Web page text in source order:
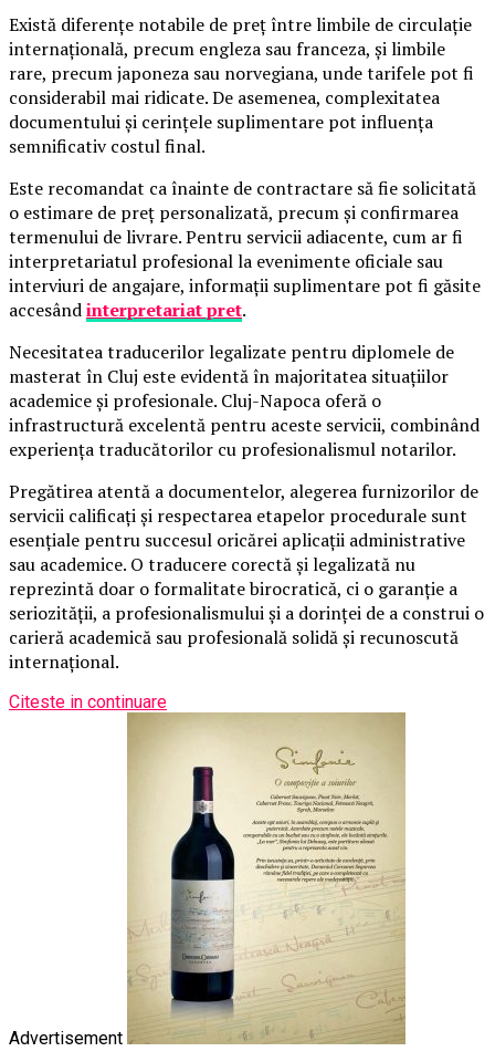
Există diferențe notabile de preț între limbile de circulație
internațională, precum engleza sau franceza, și limbile
rare, precum japoneza sau norvegiana, unde tarifele pot fi
considerabil mai ridicate. De asemenea, complexitatea
documentului și cerințele suplimentare pot influența
semnificativ costul final.
Este recomandat ca înainte de contractare să fie solicitată
o estimare de preț personalizată, precum și confirmarea
termenului de livrare. Pentru servicii adiacente, cum ar fi
interpretariatul profesional la evenimente oficiale sau
interviuri de angajare, informații suplimentare pot fi găsite
accesândinterpretariat pret.
Necesitatea traducerilor legalizate pentru diplomele de
masterat în Cluj este evidentă în majoritatea situațiilor
academice și profesionale. Cluj-Napoca oferă o
infrastructură excelentă pentru aceste servicii, combinând
experiența traducătorilor cu profesionalismul notarilor.
Pregătirea atentă a documentelor, alegerea furnizorilor de
servicii calificați și respectarea etapelor procedurale sunt
esențiale pentru succesul oricărei aplicații administrative
sau academice. O traducere corectă și legalizată nu
reprezintă doar o formalitate birocratică, ci o garanție a
seriozității, a profesionalismului și a dorinței de a construi o
carieră academică sau profesională solidă și recunoscută
internațional.
Citeste in continuare
Advertisement